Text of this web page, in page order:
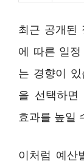
최근 공개된
에 따른 일
는 경향이
을 선택하면
효과를 높일
이처럼 예산